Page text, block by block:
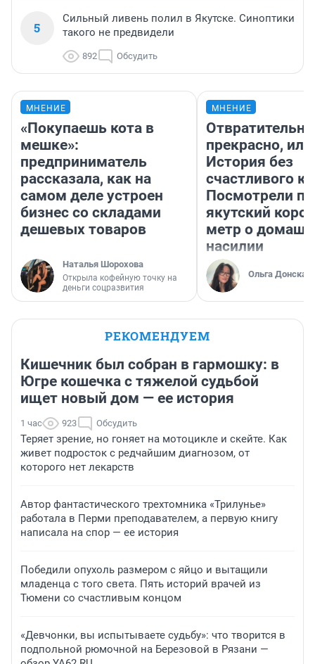
5
Сильный ливень полил в Якутске. Синоптики
такого не предвидели
892 Обсудить
МНЕНИЕ
«Покупаешь кота в
мешке»:
предприниматель
рассказала, как на
самом деле устроен
бизнес со складами
дешевых товаров
Наталья Шорохова
Открыла кофейную точку на
деньги соцразвития
МНЕНИЕ
Отвратительно
прекрасно, или
История без
счастливого
Посмотрели
якутский
метр о
насилии
Ольга Донская
РЕКОМЕНДУЕМ
Кишечник был собран в гармошку: в
Югре кошечка с тяжелой судьбой
ищет новый дом — ее история
1 час 923 Обсудить
Теряет зрение, но гоняет на мотоцикле и скейте. Как
живет подросток с редчайшим диагнозом, от
которого нет лекарств
Автор фантастического трехтомника «Трилунье»
работала в Перми преподавателем, а первую книгу
написала на спор — ее история
Победили опухоль размером с яйцо и вытащили
младенца с того света. Пять историй врачей из
Тюмени со счастливым концом
«Девчонки, вы испытываете судьбу»: что творится в
подпольной рюмочной на Березовой в Рязани —